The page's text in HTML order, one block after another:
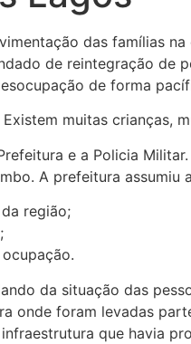
das famílias
de reintegração de
de forma
muitas crianças,
e a Policia
A prefeitura assumiu
região;
da situação das
onde foram levadas
que havia